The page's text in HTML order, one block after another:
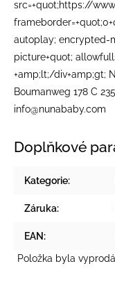
src=+quot;https://
autoplay; encrypted-
picture+quot;
+amp;lt;/div+amp;gt;
Boumanweg 178 C
info@nunababy.com
Doplňkové
Kategorie:
Záruka:
EAN:
Položka byla